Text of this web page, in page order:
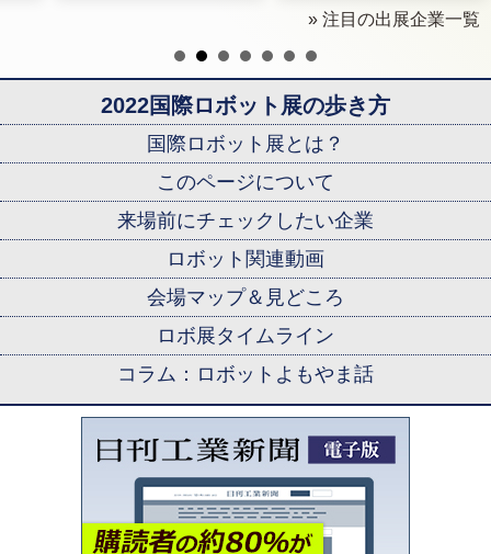
» 注目の出展企業一覧
2022国際ロボット展の歩き方
国際ロボット展とは？
このページについて
来場前にチェックしたい企業
ロボット関連動画
会場マップ＆見どころ
ロボ展タイムライン
コラム：ロボットよもやま話